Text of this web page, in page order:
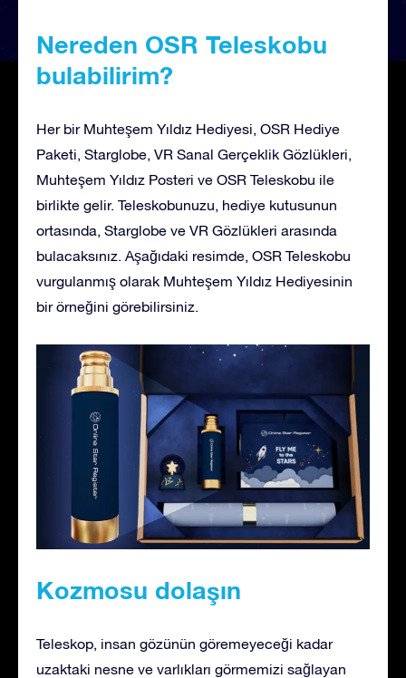
Nereden OSR Teleskobu
bulabilirim?
Her bir Muhteşem Yıldız Hediyesi, OSR Hediye
Paketi, Starglobe, VR Sanal Gerçeklik Gözlükleri,
Muhteşem Yıldız Posteri ve OSR Teleskobu ile
birlikte gelir. Teleskobunuzu, hediye kutusunun
ortasında, Starglobe ve VR Gözlükleri arasında
bulacaksınız. Aşağıdaki resimde, OSR Teleskobu
vurgulanmış olarak Muhteşem Yıldız Hediyesinin
bir örneğini görebilirsiniz.
Kozmosu dolaşın
Teleskop, insan gözünün göremeyeceği kadar
uzaktaki nesne ve varlıkları görmemizi sağlayan